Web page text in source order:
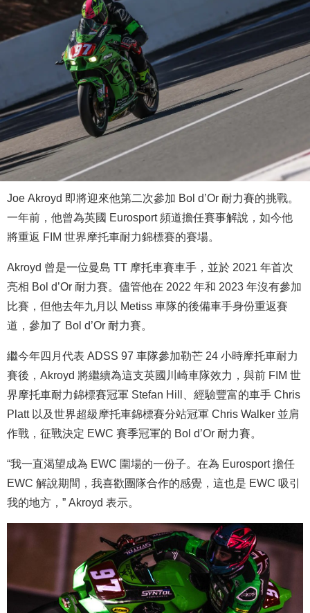
Joe Akroyd 即將迎來他第二次參加 Bol d’Or 耐力賽的挑戰。
一年前，他曾為英國 Eurosport 頻道擔任賽事解說，如今他
將重返 FIM 世界摩托車耐力錦標賽的賽場。
Akroyd 曾是一位曼島 TT 摩托車賽車手，並於 2021 年首次
亮相 Bol d’Or 耐力賽。儘管他在 2022 年和 2023 年沒有參加
比賽，但他去年九月以 Metiss 車隊的後備車手身份重返賽
道，參加了 Bol d’Or 耐力賽。
繼今年四月代表 ADSS 97 車隊參加勒芒 24 小時摩托車耐力
賽後，Akroyd 將繼續為這支英國川崎車隊效力，與前 FIM 世
界摩托車耐力錦標賽冠軍 Stefan Hill、經驗豐富的車手 Chris
Platt 以及世界超級摩托車錦標賽分站冠軍 Chris Walker 並肩
作戰，征戰決定 EWC 賽季冠軍的 Bol d’Or 耐力賽。
“我一直渴望成為 EWC 圍場的一份子。在為 Eurosport 擔任
EWC 解說期間，我喜歡團隊合作的感覺，這也是 EWC 吸引
我的地方，” Akroyd 表示。